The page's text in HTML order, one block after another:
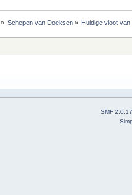
» Schepen van Doeksen» Huidige vloot
SMF 2.0.17